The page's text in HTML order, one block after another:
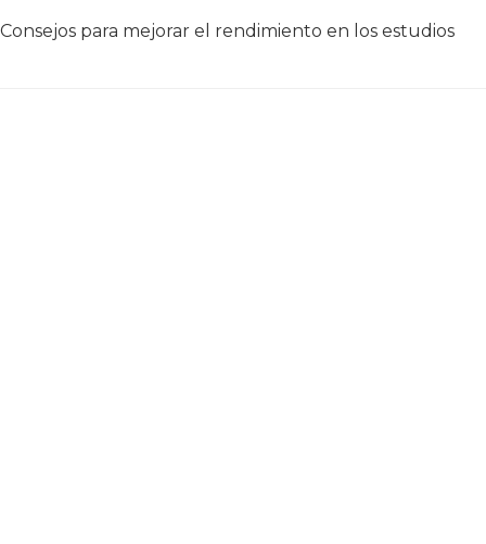
Consejos para mejorar el rendimiento en los estudios